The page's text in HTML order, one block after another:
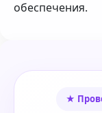
обеспечения.
★